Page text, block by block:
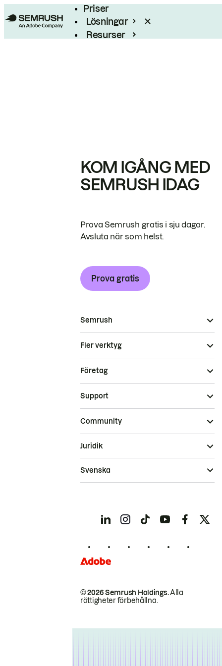
Priser
Lösningar
Resurser
KOM IGÅNG MED
SEMRUSH IDAG
Prova Semrush gratis i sju dagar.
Avsluta när som helst.
Prova gratis
Semrush
Fler verktyg
Företag
Support
Community
© 2026 Semrush Holdings.Alla
rättigheter förbehållna.
Juridik
Svenska